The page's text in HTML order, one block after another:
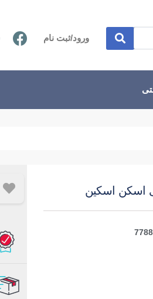
ورود/ثبت نام
اسکن اسکین